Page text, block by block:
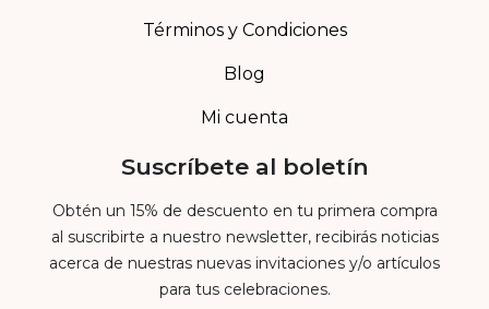
Términos y Condiciones
Blog
Mi cuenta
Suscríbete al boletín
Obtén un 15% de descuento en tu primera compra
al suscribirte a nuestro newsletter, recibirás noticias
acerca de nuestras nuevas invitaciones y/o artículos
para tus celebraciones.